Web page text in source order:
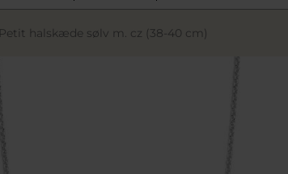
halskæde sølv m. cz (38-40 cm)